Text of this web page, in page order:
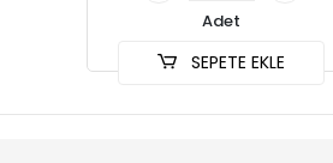
Adet
SEPETE EKLE